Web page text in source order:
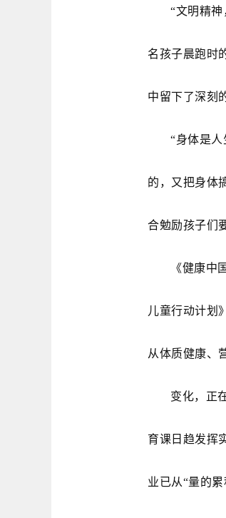
“文明精
名孩子晨跑时
中留下了深刻
“身体是
的，又把身体
合勉励孩子们
《健康中
儿童行动计划
从体质健康、
变化，正
育课日趋发挥
业已从“量的累